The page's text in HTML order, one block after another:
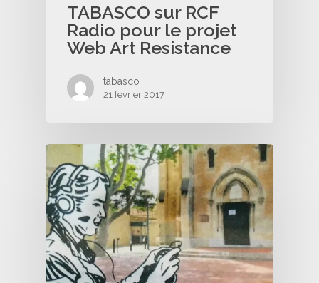
TABASCO sur RCF
Radio pour le projet
Web Art Resistance
tabasco
21 février 2017